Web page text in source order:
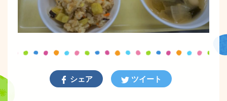
シェア ツイート